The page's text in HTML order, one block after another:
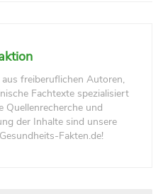
freiberuflichen Autoren,
Fachtexte spezialisiert
Quellenrecherche und
der Inhalte sind unsere
Fakten.de!